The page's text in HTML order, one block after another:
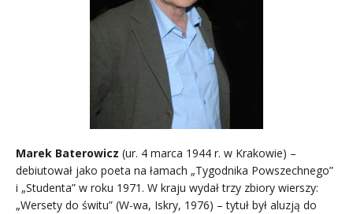
Marek Baterowicz (ur. 4 marca 1944 r. w Krakowie) –
debiutował jako poeta na łamach „Tygodnika Powszechnego”
i „Studenta” w roku 1971. W kraju wydał trzy zbiory wierszy:
„Wersety do świtu” (W-wa, Iskry, 1976) – tytuł był aluzją do